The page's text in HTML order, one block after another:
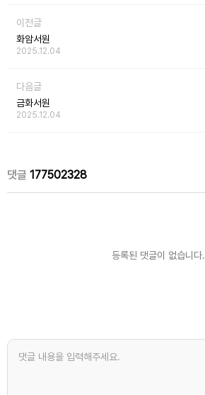
이전글
화암서원
2025.12.04
다음글
금화서원
2025.12.04
댓글 177502328
등록된 댓글이 없습니다.